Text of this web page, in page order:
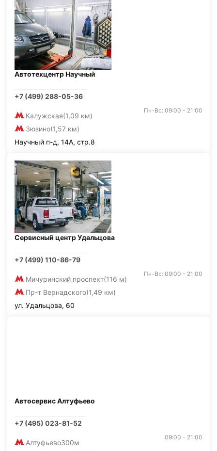
Автотехцентр Научный
+7 (499) 288-05-36
Калужская(1,09 км)
Зюзино(1,57 км)
Пн-Вс: 09:00 - 21:00
Научный п-д, 14А, стр.8
Сервисный центр Удальцова
+7 (499) 110-86-79
Мичуринский проспект(116 м)
Пр-т Вернадского(1,49 км)
Пн-Вс: 09:00 - 21:00
ул. Удальцова, 60
Автосервис Алтуфьево
+7 (495) 023-81-52
Алтуфьево300м
09:00 - 21:00